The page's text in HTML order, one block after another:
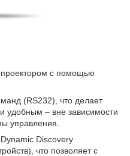
с помощью
(RS232), что делает
удобным – вне зависимости
управления.
Discovery
что позволяет с